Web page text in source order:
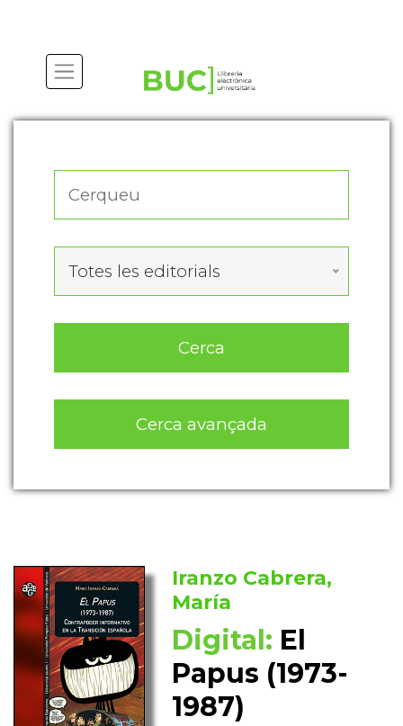
Totes les editorials
Cerca
Cerca avançada
Iranzo Cabrera,
María
Digital: El
Papus (1973-
1987)